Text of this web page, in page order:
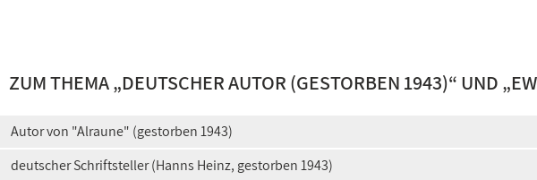
ZUM THEMA „DEUTSCHER AUTOR (GESTORBEN 1943)“ UND „
Autor von "Alraune" (gestorben 1943)
deutscher Schriftsteller (Hanns Heinz, gestorben 1943)